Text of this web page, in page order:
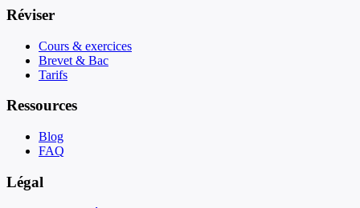
Réviser
Cours & exercices
Brevet & Bac
Tarifs
Ressources
Blog
FAQ
Légal